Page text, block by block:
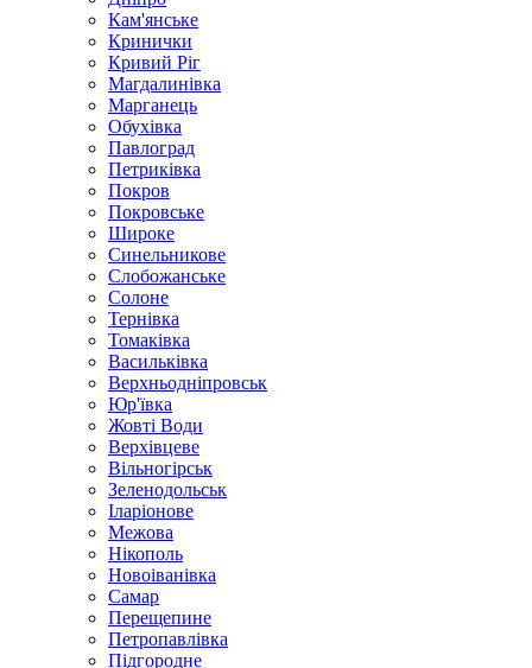
Кам'янське
Кринички
Кривий Ріг
Магдалинівка
Марганець
Обухівка
Павлоград
Петриківка
Покров
Покровське
Широке
Синельникове
Слобожанське
Солоне
Тернівка
Томаківка
Васильківка
Верхньодніпровськ
Юр'ївка
Жовті Води
Верхівцеве
Вільногірськ
Зеленодольськ
Іларіонове
Межова
Нікополь
Новоіванівка
Самар
Перещепине
Петропавлівка
Підгородне